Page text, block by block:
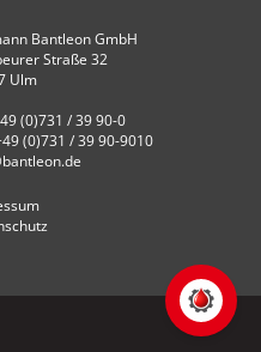
Bantleon GmbH
Straße 32
Ulm
(0)731 / 39 90-0
(0)731 / 39 90-9010